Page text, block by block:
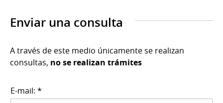
Enviar una consulta
A través de este medio únicamente se realizan
consultas, no se realizan trámites
E-mail: *